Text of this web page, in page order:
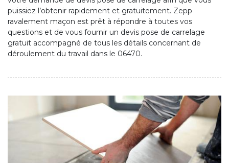
puissiez l’obtenir rapidement et gratuitement. Zepp
ravalement maçon est prêt à répondre à toutes vos
questions et de vous fournir un devis pose de carrelage
gratuit accompagné de tous les détails concernant de
déroulement du travail dans le 06470.